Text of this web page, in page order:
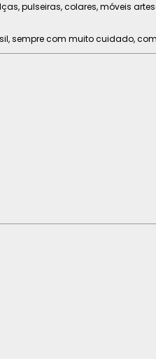
pulseiras, colares, móveis
sempre com muito cuidado,